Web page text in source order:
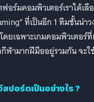
อร์มคอมพิวเตอร์เราได้เ
ที่เป็นอีก 1 ทีมชั้นนำ
ดยเฉพาะเกมคอมพิวเตอร์
ฬามากฝีมืออยู่รวมกัน จะใ
ปอร์ตเป็นอย่างไร ?